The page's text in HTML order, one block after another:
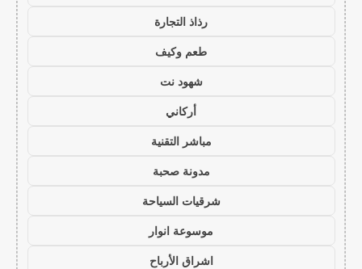
رذاذ التجارة
طعم وكيف
شهود نت
أركاني
مباشر التقنية
مدونة صحبة
شرقيات السياحة
موسوعة انوار
اشراق الأرباح